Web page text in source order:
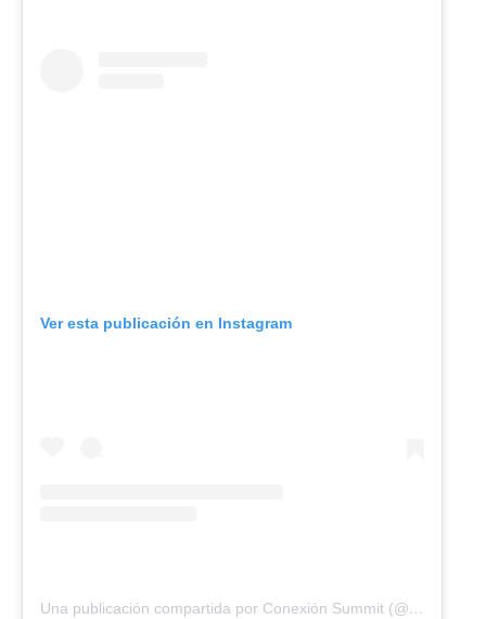
Ver esta publicación en Instagram
Una publicación compartida por Conexión Summit (@conexionsummit)